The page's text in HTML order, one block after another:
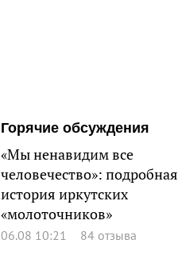
Горячие обсуждения
«Мы ненавидим все
человечество»: подробная
история иркутских
«молоточников»
06.08 10:21 84 отзыва